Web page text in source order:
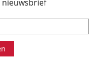
nieuwsbrief